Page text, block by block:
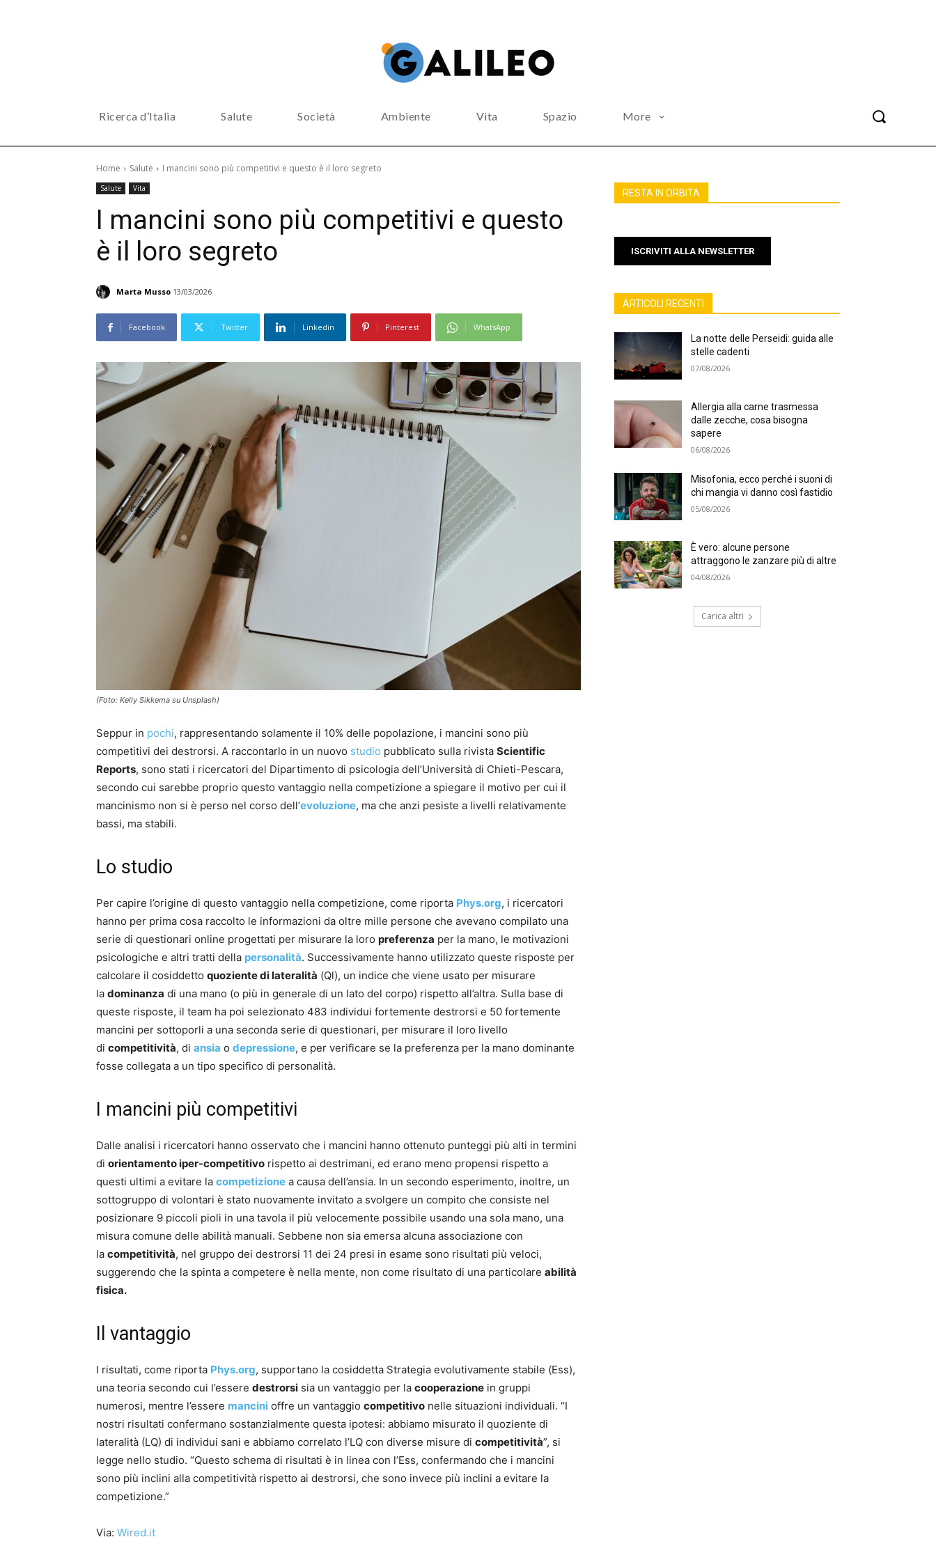
Ricerca d’Italia Salute Società Ambiente Vita Spazio More
Home Salute I mancini sono più competitivi e questo è il loro segreto
Salute Vita
I mancini sono più competitivi e questo
è il loro segreto
Marta Musso 13/03/2026
Facebook Twitter Linkedin Pinterest WhatsApp
(Foto: Kelly Sikkema su Unsplash)
Seppur in pochi, rappresentando solamente il 10% delle popolazione, i mancini sono più
competitivi dei destrorsi. A raccontarlo in un nuovo studio pubblicato sulla rivista Scientific
Reports, sono stati i ricercatori del Dipartimento di psicologia dell’Università di Chieti-Pescara,
secondo cui sarebbe proprio questo vantaggio nella competizione a spiegare il motivo per cui il
mancinismo non si è perso nel corso dell’evoluzione, ma che anzi pesiste a livelli relativamente
bassi, ma stabili.
Lo studio
Per capire l’origine di questo vantaggio nella competizione, come riporta Phys.org, i ricercatori
hanno per prima cosa raccolto le informazioni da oltre mille persone che avevano compilato una
serie di questionari online progettati per misurare la loro preferenza per la mano, le motivazioni
psicologiche e altri tratti della personalità. Successivamente hanno utilizzato queste risposte per
calcolare il cosiddetto quoziente di lateralità (Ql), un indice che viene usato per misurare
la dominanza di una mano (o più in generale di un lato del corpo) rispetto all’altra. Sulla base di
queste risposte, il team ha poi selezionato 483 individui fortemente destrorsi e 50 fortemente
mancini per sottoporli a una seconda serie di questionari, per misurare il loro livello
di competitività, di ansia o depressione, e per verificare se la preferenza per la mano dominante
fosse collegata a un tipo specifico di personalità.
I mancini più competitivi
Dalle analisi i ricercatori hanno osservato che i mancini hanno ottenuto punteggi più alti in termini
di orientamento iper-competitivo rispetto ai destrimani, ed erano meno propensi rispetto a
questi ultimi a evitare la competizione a causa dell’ansia. In un secondo esperimento, inoltre, un
sottogruppo di volontari è stato nuovamente invitato a svolgere un compito che consiste nel
posizionare 9 piccoli pioli in una tavola il più velocemente possibile usando una sola mano, una
misura comune delle abilità manuali. Sebbene non sia emersa alcuna associazione con
la competitività, nel gruppo dei destrorsi 11 dei 24 presi in esame sono risultati più veloci,
suggerendo che la spinta a competere è nella mente, non come risultato di una particolare abilità
fisica.
Il vantaggio
I risultati, come riporta Phys.org, supportano la cosiddetta Strategia evolutivamente stabile (Ess),
una teoria secondo cui l’essere destrorsi sia un vantaggio per la cooperazione in gruppi
numerosi, mentre l’essere mancini offre un vantaggio competitivo nelle situazioni individuali. “I
nostri risultati confermano sostanzialmente questa ipotesi: abbiamo misurato il quoziente di
lateralità (LQ) di individui sani e abbiamo correlato l’LQ con diverse misure di competitività”, si
legge nello studio. “Questo schema di risultati è in linea con l’Ess, confermando che i mancini
sono più inclini alla competitività rispetto ai destrorsi, che sono invece più inclini a evitare la
competizione.”
Via: Wired.it
RESTA IN ORBITA
ISCRIVITI ALLA NEWSLETTER
ARTICOLI RECENTI
La notte delle Perseidi: guida alle
stelle cadenti
07/08/2026
Allergia alla carne trasmessa
dalle zecche, cosa bisogna
sapere
06/08/2026
Misofonia, ecco perché i suoni di
chi mangia vi danno così fastidio
05/08/2026
È vero: alcune persone
attraggono le zanzare più di altre
04/08/2026
Carica altri